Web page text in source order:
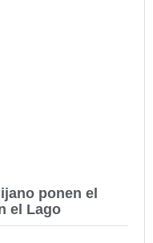
ponen el
el Lago